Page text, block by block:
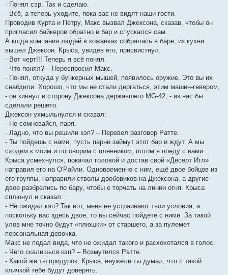
- Понял сэр. Так и сделаю.
- Всё, а теперь уходите, пока вас не видят наши гости.
Проводив Курта и Петру, Макс вызвал Джексона, сказав, чтобы он
пригласил байкеров обратно в бар и спускался сам.
А когда компания людей в кожанках собралась в баре, из кухни
вышел Джексон. Крыса, увидев его, присвистнул.
- Вот черт!!! Теперь я всё понял.
- Что понял? – Переспросил Макс.
- Понял, откуда у бункерных мышей, появилось оружие. Это вы их
снабдили. Хорошо, что мы не стали дергаться, этим машин-гевером,
- он кивнул в сторону Джексона державшего MG-42, - из нас бы
сделали решето.
Джексон ухмыльнулся и сказал:
- Не сомневайся, паря.
- Ладно, что вы решили кэп? – Перевел разговор Ратте.
- Ты пойдешь с нами, пусть парни займут этот бар и ждут. А мы
сходим к моим и поговорим с пленником, потом я поеду с вами.
Крыса усмехнулся, покачал головой и достав свой «Десерт Игл»
направил его на О'Райли. Одновременно с ним, ещё двое бойцов из
его группы, направили стволы дробовиков на Джексона, а другие
двое разбрелись по бару, чтобы е торчать на линии огня. Крыса
сплюнул и сказал:
- Не ожидал кэп? Так вот, меня не устраивают твои условия, а
поскольку вас здесь двое, то вы сейчас пойдете с ними. За такой
улов мне точно будут «плюшки» от старшего, а за пулемет
персональная девочка.
Макс не подал вида, что не ожидал такого и расхохотался в голос.
- Чего скалишься кэп? – Возмутился Ратте.
- Какой же ты придурок, Крыса, неужели ты думал, что с такой
кличкой тебе будут доверять.